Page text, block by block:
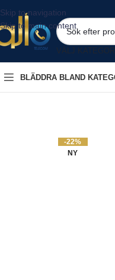
Skip to navigation
Skip to main content
VÄLJ KATEGORI
BLÄDDRA BLAND
-22%
NY